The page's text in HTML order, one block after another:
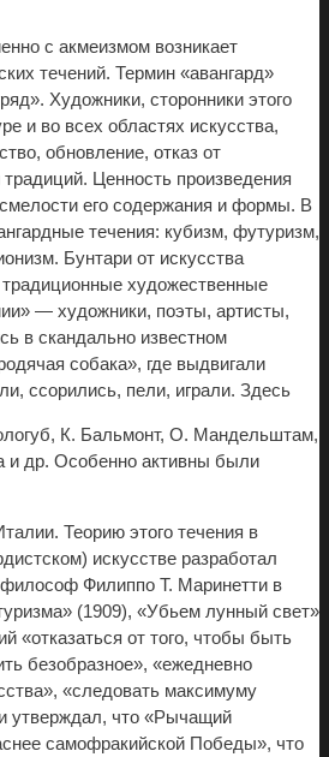
с акмеизмом возникает
течений. Термин «авангард»
Художники, сторонники этого
и во всех областях искусства,
обновление, отказ от
Ценность произведения
его содержания и формы. В
течения: кубизм, футуризм,
Бунтари от искусства
художественные
— художники, поэты, артисты,
в скандально известном
собака», где выдвигали
ссорились, пели, играли. Здесь
К. Бальмонт, О. Мандельштам,
и др. Особенно активны были
Теорию этого течения в
искусстве разработал
Филиппо Т. Маринетти в
(1909), «Убьем лунный свет»
«отказаться от того, чтобы быть
безобразное», «ежедневно
«следовать максимуму
утверждал, что «Рычащий
самофракийской Победы», что